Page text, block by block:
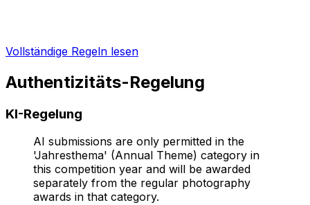
Vollständige Regeln lesen
Authentizitäts-Regelung
KI-Regelung
AI submissions are only permitted in the
'Jahresthema' (Annual Theme) category in
this competition year and will be awarded
separately from the regular photography
awards in that category.